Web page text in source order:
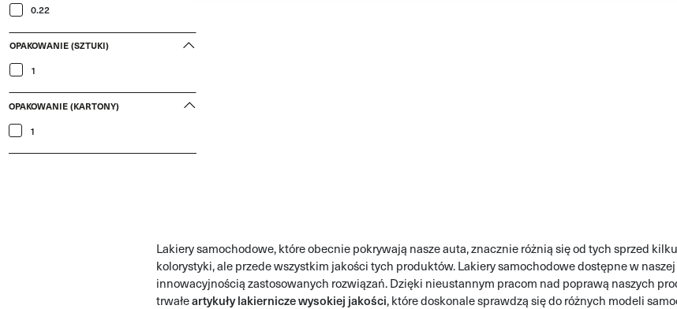
0.22
OPAKOWANIE (SZTUKI)
1
OPAKOWANIE (KARTONY)
1
Lakiery samochodowe, które obecnie pokrywają nasze auta, znacznie różnią się od tych sprzed
kolorystyki, ale przede wszystkim jakości tych produktów. Lakiery samochodowe dostępne w
innowacyjnością zastosowanych rozwiązań. Dzięki nieustannym pracom nad poprawą naszych
trwałeartykuły lakiernicze wysokiej jakości, które doskonale sprawdzą się do różnych modeli